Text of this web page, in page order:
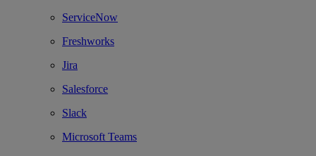
ServiceNow
Freshworks
Jira
Salesforce
Slack
Microsoft Teams